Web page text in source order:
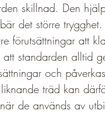
skillnad. Den
det större
förutsättningar att
att standarden alltid
och
träd kan
de används av